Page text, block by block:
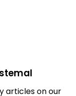
articles on our